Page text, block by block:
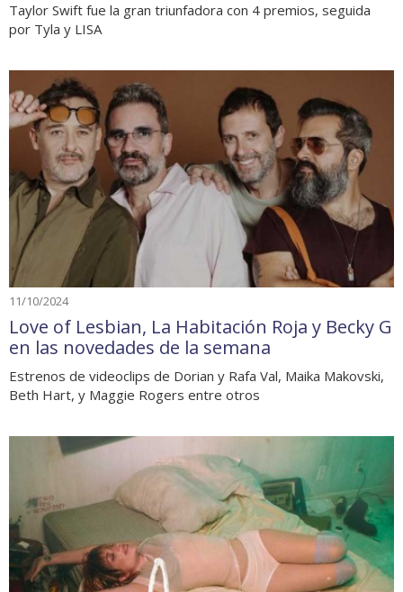
Taylor Swift fue la gran triunfadora con 4 premios, seguida
por Tyla y LISA
11/10/2024
Love of Lesbian, La Habitación Roja y Becky G
en las novedades de la semana
Estrenos de videoclips de Dorian y Rafa Val, Maika Makovski,
Beth Hart, y Maggie Rogers entre otros